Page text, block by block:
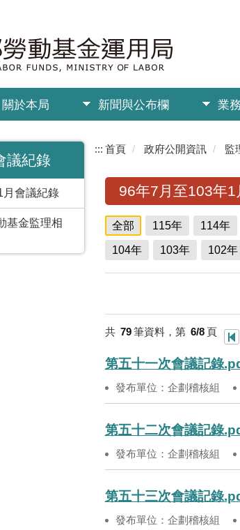
關於本局 新聞與公布欄 業
議紀錄
月會議紀錄
基金監理相
::: 首頁 政府公開資訊 監
96年7月至103年1
全部 115年 114年
104年 103年 102年
共 79 筆資料，第 6/8 頁
第五十一次會議記錄
發布單位：企劃稽核組
第五十二次會議記錄
發布單位：企劃稽核組
第五十三次會議記錄
發布單位：企劃稽核組